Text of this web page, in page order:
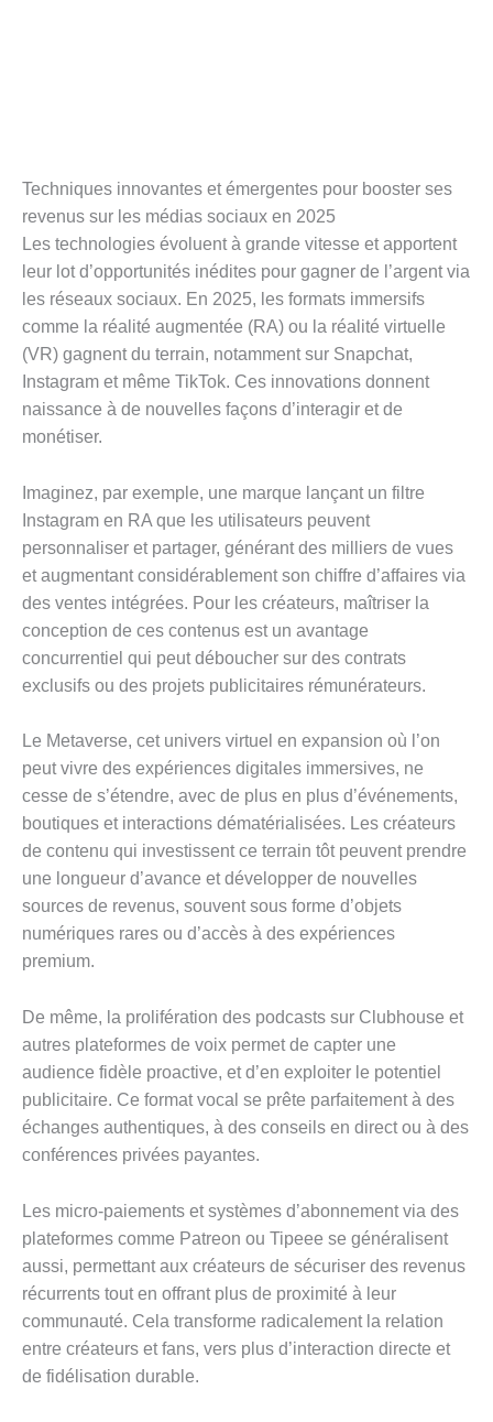
Techniques innovantes et émergentes pour booster ses
revenus sur les médias sociaux en 2025
Les technologies évoluent à grande vitesse et apportent
leur lot d’opportunités inédites pour gagner de l’argent via
les réseaux sociaux. En 2025, les formats immersifs
comme la réalité augmentée (RA) ou la réalité virtuelle
(VR) gagnent du terrain, notamment sur Snapchat,
Instagram et même TikTok. Ces innovations donnent
naissance à de nouvelles façons d’interagir et de
monétiser.
Imaginez, par exemple, une marque lançant un filtre
Instagram en RA que les utilisateurs peuvent
personnaliser et partager, générant des milliers de vues
et augmentant considérablement son chiffre d’affaires via
des ventes intégrées. Pour les créateurs, maîtriser la
conception de ces contenus est un avantage
concurrentiel qui peut déboucher sur des contrats
exclusifs ou des projets publicitaires rémunérateurs.
Le Metaverse, cet univers virtuel en expansion où l’on
peut vivre des expériences digitales immersives, ne
cesse de s’étendre, avec de plus en plus d’événements,
boutiques et interactions dématérialisées. Les créateurs
de contenu qui investissent ce terrain tôt peuvent prendre
une longueur d’avance et développer de nouvelles
sources de revenus, souvent sous forme d’objets
numériques rares ou d’accès à des expériences
premium.
De même, la prolifération des podcasts sur Clubhouse et
autres plateformes de voix permet de capter une
audience fidèle proactive, et d’en exploiter le potentiel
publicitaire. Ce format vocal se prête parfaitement à des
échanges authentiques, à des conseils en direct ou à des
conférences privées payantes.
Les micro-paiements et systèmes d’abonnement via des
plateformes comme Patreon ou Tipeee se généralisent
aussi, permettant aux créateurs de sécuriser des revenus
récurrents tout en offrant plus de proximité à leur
communauté. Cela transforme radicalement la relation
entre créateurs et fans, vers plus d’interaction directe et
de fidélisation durable.